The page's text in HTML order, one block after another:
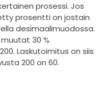
prosessi. Jos
prosentti on jostain
desimaalimuodossa.
muutat 30 %
Laskutoimitus on siis
200 on 60.